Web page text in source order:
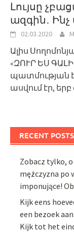
Լույսը
ազգին․ Ինչ
02.03.2020
Ալիս
«ԶՈՒՐ ԵՍ
պատմության
ասվում էր,
RECENT POSTS
Zobacz tylko,
mężczyzna po
imponujące!
Kijk eens
een bezoek
Kijk tot het